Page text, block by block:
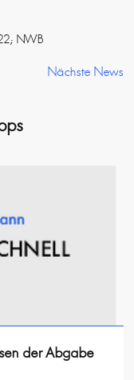
NWB
Nächste News
der Abgabe